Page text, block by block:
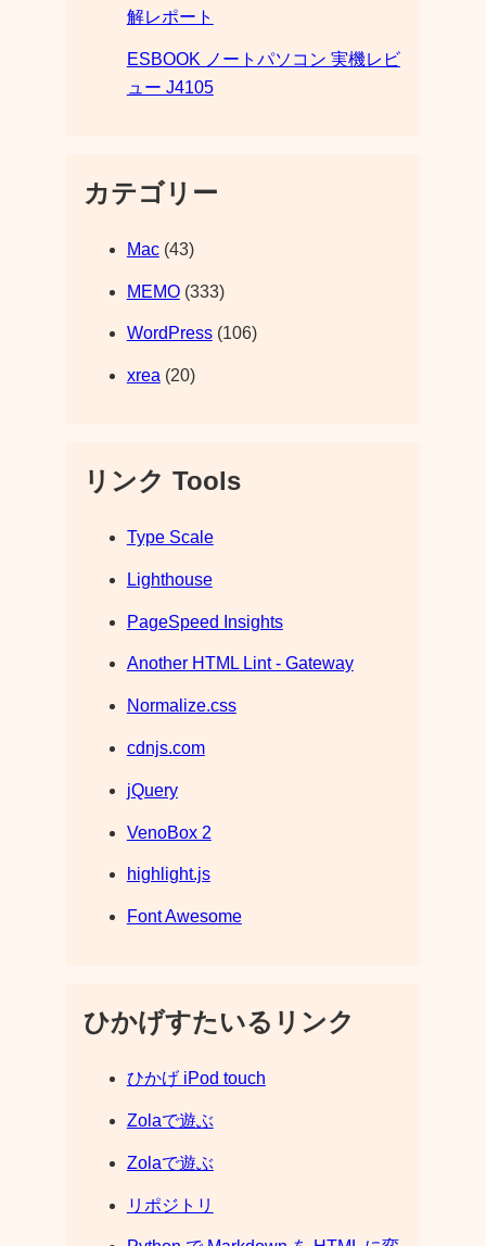
解レポート
ESBOOK ノートパソコン 実機レビ
ュー J4105
カテゴリー
Mac(43)
MEMO(333)
WordPress(106)
xrea (20)
リンク Tools
Type Scale
Lighthouse
PageSpeed Insights
Another HTML Lint - Gateway
Normalize.css
cdnjs.com
jQuery
VenoBox 2
highlight.js
Font Awesome
ひかげすたいるリンク
ひかげ iPod touch
Zolaで遊ぶ
Zolaで遊ぶ
リポジトリ